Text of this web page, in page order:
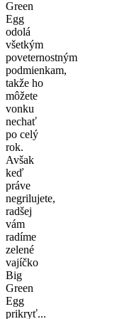
Green
Egg
odolá
všetkým
poveternostným
podmienkam,
takže ho
môžete
vonku
nechať
po celý
rok.
Avšak
keď
práve
negrilujete,
radšej
vám
radíme
zelené
vajíčko
Big
Green
Egg
prikryť...